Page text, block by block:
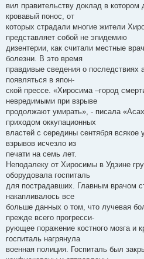
вил правительству доклад в котором
кровавый понос, от
которых страдали многие жители
представляет собой не эпидемию
дизентерии, как считали местные
болезни. В это время
правдивые сведения о последствиях
появляться в япон-
ской прессе. «Хиросима –город
невредимыми при взрыве
продолжают умирать», - писала
приходом оккупационных
властей с середины сентября
взрывов исчезло из
печати на семь лет.
Неподалеку от Хиросимы в Удзине
оборудовала госпиталь
для пострадавших. Главным врачом
накапливалось все
больше данных о том, что лучевая
прежде всего прогресси-
рующее поражение костного мозга и
госпиталь нагрянула
военная полиция. Госпиталь был